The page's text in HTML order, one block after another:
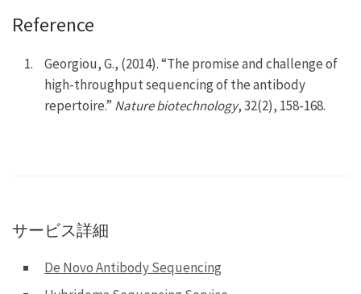
Reference
Georgiou, G., (2014). “The promise and challenge of
high-throughput sequencing of the antibody
repertoire.” Nature biotechnology, 32(2), 158-168.
サービス詳細
De Novo Antibody Sequencing